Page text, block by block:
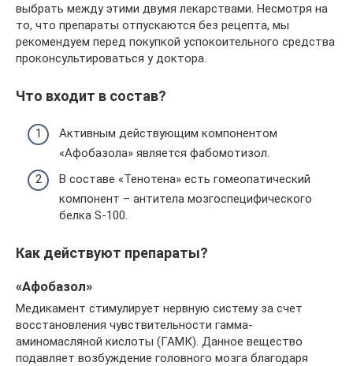
выбрать между этими двумя лекарствами. Несмотря на
то, что препараты отпускаются без рецепта, мы
рекомендуем перед покупкой успокоительного средства
проконсультироваться у доктора.
Что входит в состав?
Активным действующим компонентом
«Афобазола» является фабомотизол.
В составе «Тенотена» есть гомеопатический
компонент – антитела мозгоспецифического
белка S-100.
Как действуют препараты?
«Афобазол»
Медикамент стимулирует нервную систему за счет
восстановления чувствительности гамма-
аминомасляной кислоты (ГАМК). Данное вещество
подавляет возбуждение головного мозга благодаря